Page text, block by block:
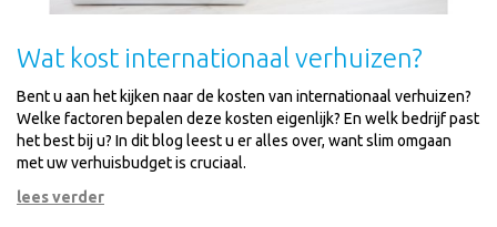
Wat kost internationaal verhuizen?
Bent u aan het kijken naar de kosten van internationaal verhuizen?
Welke factoren bepalen deze kosten eigenlijk? En welk bedrijf past
het best bij u? In dit blog leest u er alles over, want slim omgaan
met uw verhuisbudget is cruciaal.
lees verder